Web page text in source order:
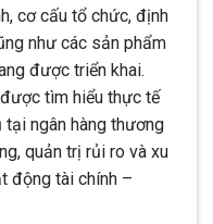
cơ cấu tổ chức, định
như các sản phẩm
được triển khai.
tìm hiểu thực tế
tại ngân hàng thương
quản trị rủi ro và xu
động tài chính –